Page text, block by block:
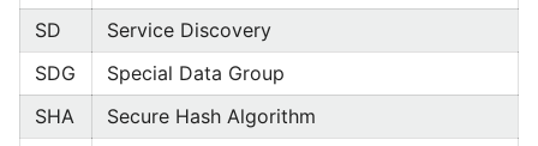
SD
Service Discovery
SDG
Special Data Group
SHA
Secure Hash Algorithm